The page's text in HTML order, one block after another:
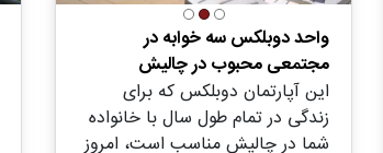
واحد دوبلکس سه خوابه در
مجتمعی محبوب در چالیش
این آپارتمان دوبلکس که برای
زندگی در تمام طول سال با خانواده
شما در چالیش مناسب است، امروز